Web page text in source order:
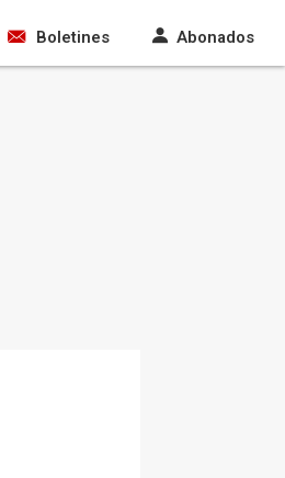
Boletines Abonados